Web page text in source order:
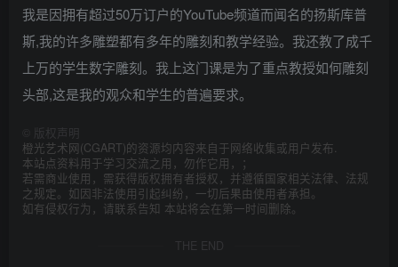
我是因拥有超过50万订户的YouTube频道而闻名的扬斯库普
斯,我的许多雕塑都有多年的雕刻和教学经验。我还教了成千
上万的学生数字雕刻。我上这门课是为了重点教授如何雕刻
头部,这是我的观众和学生的普遍要求。
版权声明
橙光艺术网(CGART)的资源均内容来自于网络收集或用户发布.
本站点资料用于学习交流之用，勿作它用，；
若需商业使用，需获得版权拥有者授权，并遵循国家相关法律、法规
之规定。如因非法使用引起纠纷，一切后果由使用者承担。
如有侵权行为，请联系告知 本站将会在第一时间删除。
THE END